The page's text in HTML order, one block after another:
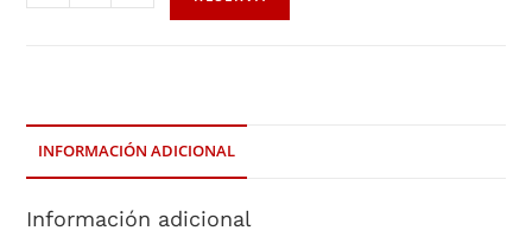
INFORMACIÓN ADICIONAL
Información adicional